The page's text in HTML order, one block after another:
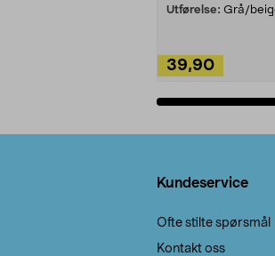
Utførelse: Grå/
39,90
Kundeservice
Ofte stilte spørsmål
Kontakt oss